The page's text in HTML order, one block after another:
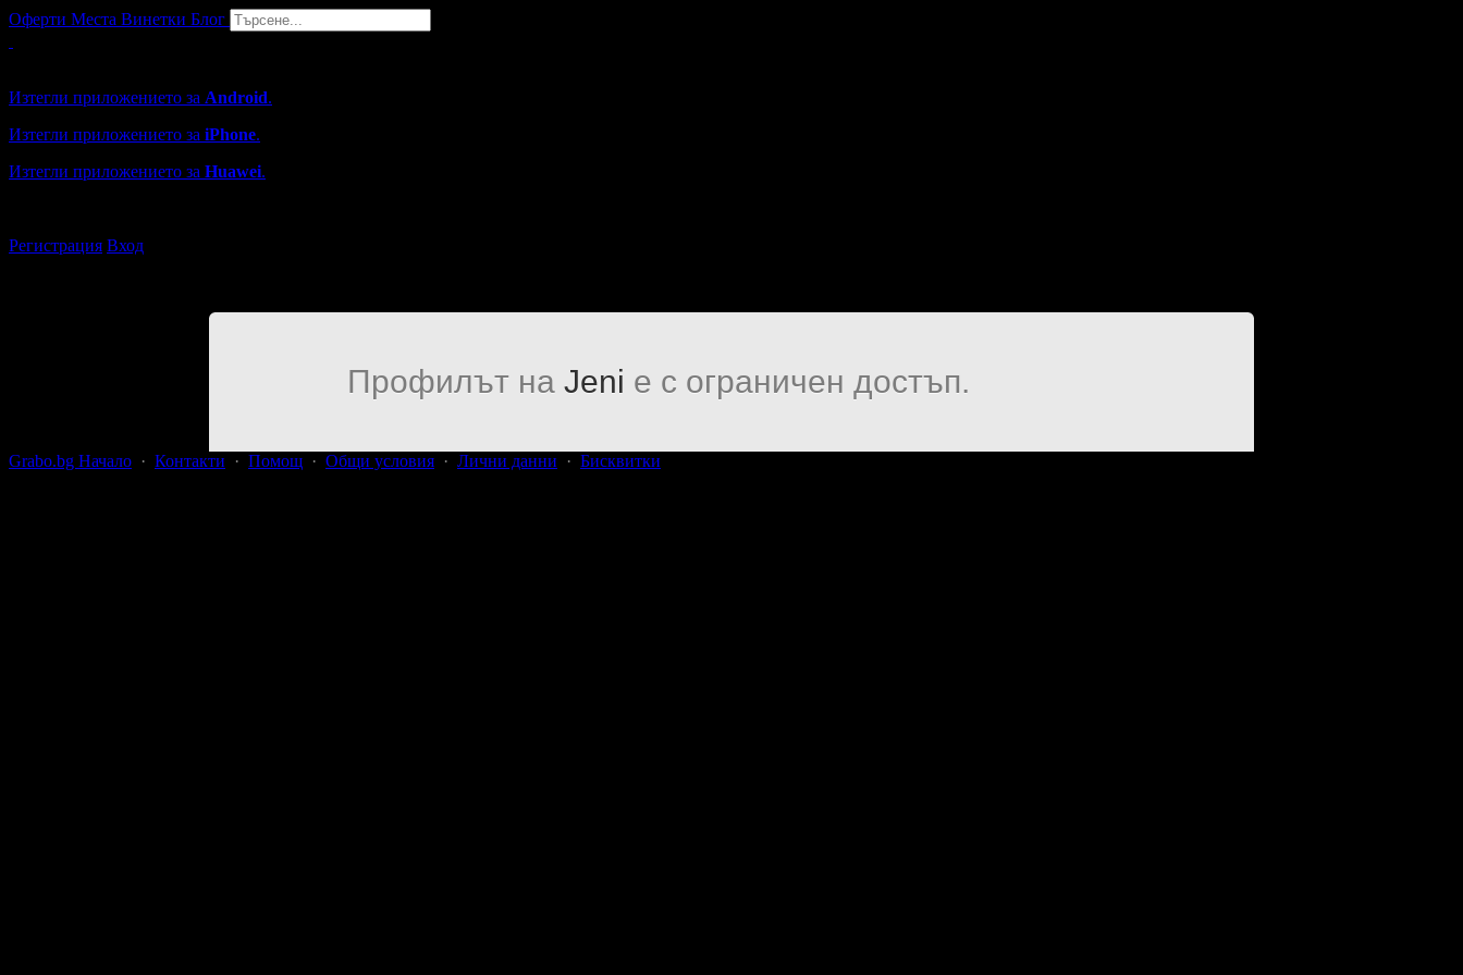
Оферти Места Винетки Блог
Изтегли приложението за Android.
Изтегли приложението за iPhone.
Изтегли приложението за Huawei.
Регистрация Вход
Профилът на Jeni е с ограничен достъп.
Grabo.bg Начало · Контакти · Помощ · Общи условия · Лични данни · Бисквитки